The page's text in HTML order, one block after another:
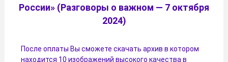
России» (Разговоры о важном — 7 октября
2024)
После оплаты Вы сможете скачать архив в котором
находится 10 изображений высокого качества в